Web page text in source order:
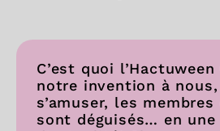
C’est quoi l’Hactuween
notre invention à
s’amuser, les membres
sont déguisés… en